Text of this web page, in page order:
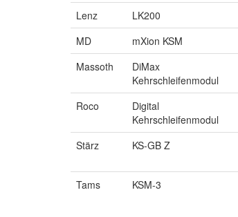
Lenz
LK200
MD
mXion KSM
Massoth
DiMax
Kehrschleifenmodul
Roco
Digital
Kehrschleifenmodul
Stärz KS-GB Z
Tams KSM-3